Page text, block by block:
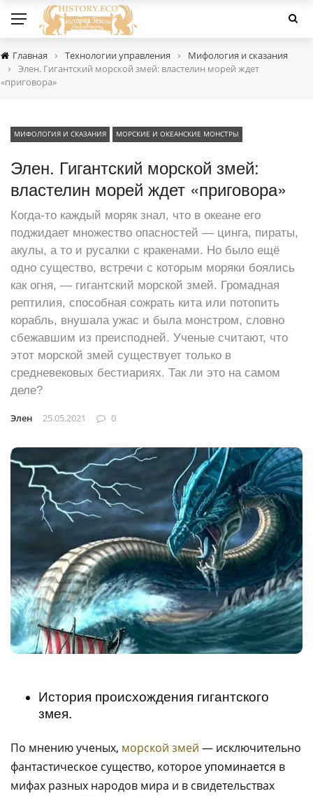
Главная › Технологии управления › Мифология и сказания
›
Элен. Гигантский морской змей: властелин морей ждет
«приговора»
МИФОЛОГИЯ И СКАЗАНИЯ МОРСКИЕ И ОКЕАНСКИЕ МОНСТРЫ
Элен. Гигантский морской змей:
властелин морей ждет «приговора»
Когда-то каждый моряк знал, что в океане его
поджидает множество опасностей — цинга, пираты,
акулы, а то и русалки с кракенами. Но было ещё
одно существо, встречи с которым моряки боялись
как огня, — гигантский морской змей. Громадная
рептилия, способная сожрать кита или потопить
корабль, внушала ужас и была монстром, словно
сбежавшим из преисподней. Ученые считают, что
этот морской змей существует только в
средневековых бестиариях. Так ли это на самом
деле?
Элен 25.05.2021 0
История происхождения гигантского
змея.
По мнению ученых, морской змей — исключительно
фантастическое существо, котороеупоминается в
мифах разных народов мира и в свидетельствах